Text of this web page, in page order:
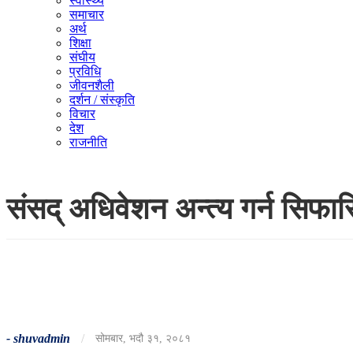
समाचार
अर्थ
शिक्षा
संघीय
प्रविधि
जीवनशैली
दर्शन / संस्कृति
विचार
देश
राजनीति
संसद् अधिवेशन अन्त्य गर्न
- shuvadmin / सोमबार, भदौ ३१, २०८१